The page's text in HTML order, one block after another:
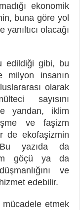
ekonomik
buna göre yol
olacağı
edildiği gibi, bu
milyon insanın
olarak
sayısını
yandan, iklim
ve faşizm
de ekofaşizmin
Bu yazıda da
göçü ya da
ve
edebilir.
etmek